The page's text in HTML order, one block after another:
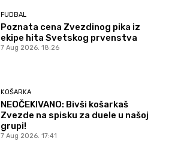
FUDBAL
Poznata cena Zvezdinog pika iz
ekipe hita Svetskog prvenstva
7 Aug 2026. 18:26
KOŠARKA
NEOČEKIVANO: Bivši košarkaš
Zvezde na spisku za duele u našoj
grupi!
7 Aug 2026. 17:41